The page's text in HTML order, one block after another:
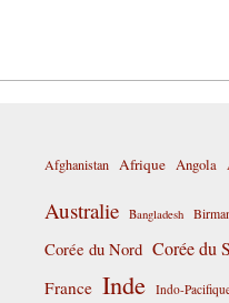
Afghanistan Afrique Angola
Australie Bangladesh
Corée du Nord Corée du
France Inde Indo-